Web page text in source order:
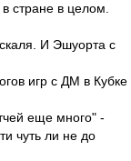
стране в целом.
И Эшуорта с
игр с ДМ в Кубке
еще много" -
чуть ли не до